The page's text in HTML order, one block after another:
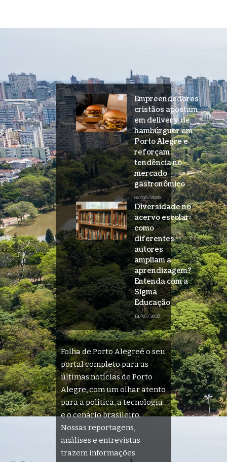
Empreendedores
cristãos apostam
em delivery de
hambúrguer em
Porto Alegre e
reforçam
tendência no
mercado
gastronômico
02/06/2026
Diversidade no
acervo escolar:
como
diferentes
autores
ampliam a
aprendizagem?
Entenda com a
Sigma
Educação
14/07/2026
Folha de Porto Alegreé o seu
portal completo para as
últimas notícias de Porto
Alegre, com um olhar atento
para a política, a tecnologia
e o cenário brasileiro.
Nossas reportagens,
análises e entrevistas
trazem informações